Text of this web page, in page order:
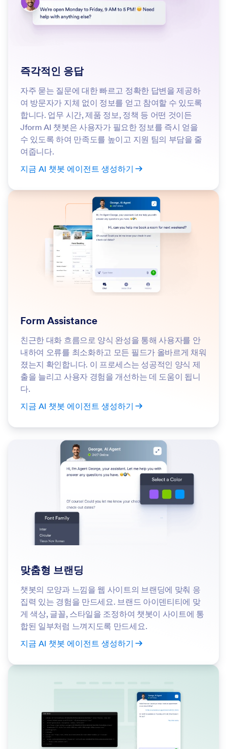
즉각적인 응답
자주 묻는 질문에 대한 빠르고 정확한 답변을 제공하
여 방문자가 지체 없이 정보를 얻고 참여할 수 있도록
합니다. 업무 시간, 제품 정보, 정책 등 어떤 것이든
Jform AI 챗봇은 사용자가 필요한 정보를 즉시 얻을
수 있도록 하여 만족도를 높이고 지원 팀의 부담을 줄
여줍니다.
지금 AI 챗봇 에이전트 생성하기
Form Assistance
친근한 대화 흐름으로 양식 완성을 통해 사용자를 안
내하여 오류를 최소화하고 모든 필드가 올바르게 채워
졌는지 확인합니다. 이 프로세스는 성공적인 양식 제
출을 늘리고 사용자 경험을 개선하는 데 도움이 됩니
다.
지금 AI 챗봇 에이전트 생성하기
맞춤형 브랜딩
챗봇의 모양과 느낌을 웹 사이트의 브랜딩에 맞춰 응
집력 있는 경험을 만드세요. 브랜드 아이덴티티에 맞
게 색상, 글꼴, 스타일을 조정하여 챗봇이 사이트에 통
합된 일부처럼 느껴지도록 만드세요.
지금 AI 챗봇 에이전트 생성하기